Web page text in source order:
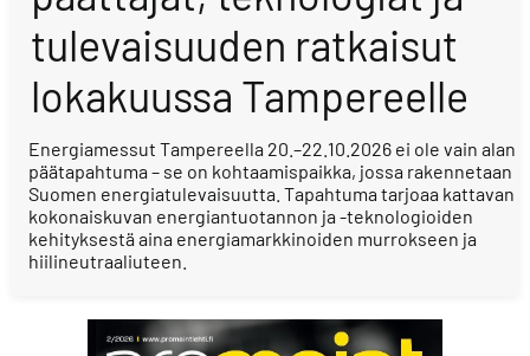
tulevaisuuden ratkaisut
lokakuussa Tampereelle
Energiamessut Tampereella 20.–22.10.2026 ei ole vain alan
päätapahtuma – se on kohtaamispaikka, jossa rakennetaan
Suomen energiatulevaisuutta. Tapahtuma tarjoaa kattavan
kokonaiskuvan energiantuotannon ja -teknologioiden
kehityksestä aina energiamarkkinoiden murrokseen ja
hiilineutraaliuteen.